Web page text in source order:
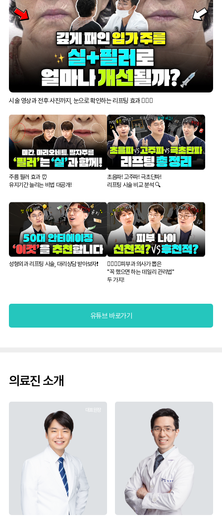
시술 영상과 전후 사진까지, 눈으로 확인하는 리프팅 효과 👍🏻✨
주름 필러 효과 ⏰
유지기간 늘리는 비법 대공개!
초음파! 고주파! 극초단파!
리프팅 시술 비교 분석 🔍
성형외과 리프팅 시술, 대리상담 받아보자❗️
👨‍⚕️👩‍⚕️피부과 의사가 뽑은
"꼭 했으면 하는 데일리 관리법"
두 가지!
유튜브 바로가기
의료진 소개
대표원장